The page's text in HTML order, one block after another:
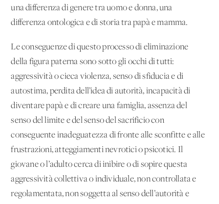
una differenza di genere tra uomo e donna, una
differenza ontologica e di storia tra papà e mamma.
Le conseguenze di questo processo di eliminazione
della figura paterna sono sotto gli occhi di tutti:
aggressività o cieca violenza, senso di sfiducia e di
autostima, perdita dell’idea di autorità, incapacità di
diventare papà e di creare una famiglia, assenza del
senso del limite e del senso del sacrificio con
conseguente inadeguatezza di fronte alle sconfitte e alle
frustrazioni, atteggiamenti nevrotici o psicotici. Il
giovane o l’adulto cerca di inibire o di sopire questa
aggressività collettiva o individuale, non controllata e
regolamentata, non soggetta al senso dell’autorità e